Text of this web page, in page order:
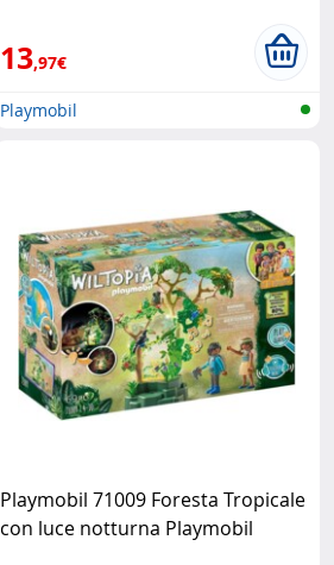
13,97€
Playmobil
Playmobil 71009 Foresta Tropicale
con luce notturna Playmobil